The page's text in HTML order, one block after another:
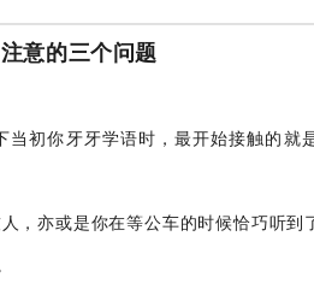
意的三个问题
初你牙牙学语时，最开始接触的就
，亦或是你在等公车的时候恰巧听到